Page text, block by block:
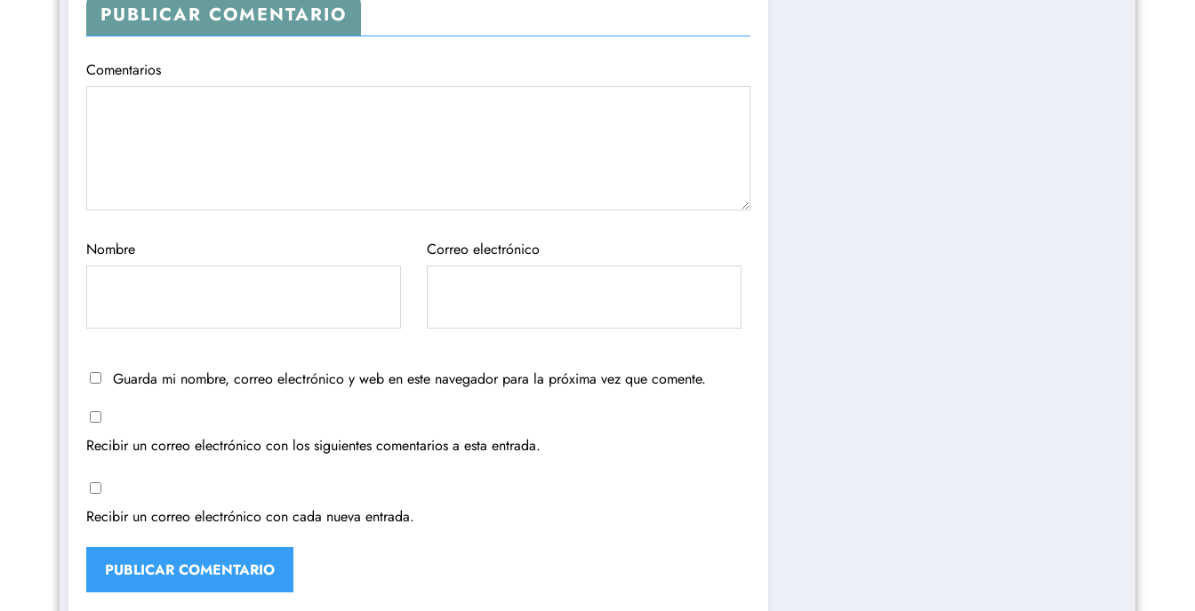
PUBLICAR COMENTARIO
Comentarios
Nombre Correo electrónico
Guarda mi nombre, correo electrónico y web en este navegador para la próxima vez que comente.
Recibir un correo electrónico con los siguientes comentarios a esta entrada.
Recibir un correo electrónico con cada nueva entrada.